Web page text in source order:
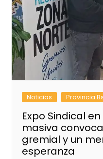
Noticias Provincia
Expo Sindical
masiva
gremial y un
esperanza